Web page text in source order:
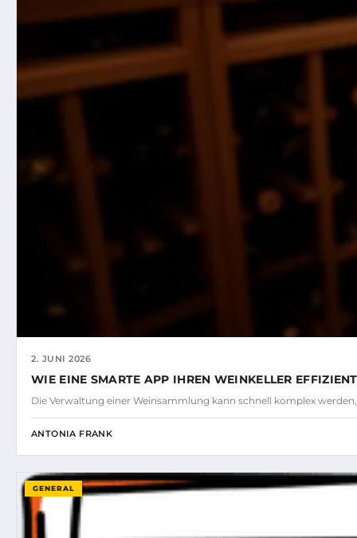
2. JUNI 2026
WIE EINE SMARTE APP IHREN WEINKELLER
Die Verwaltung einer Weinsammlung kann schnell komplex
ANTONIA FRANK
GENERAL